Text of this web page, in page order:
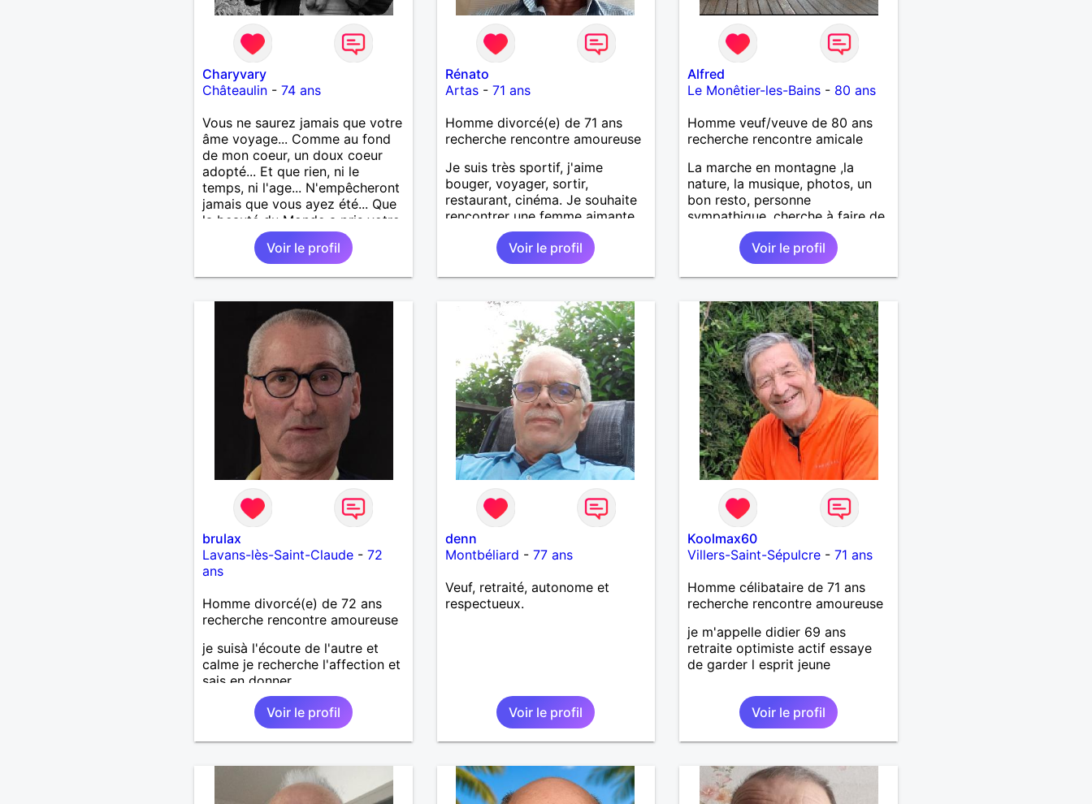
Charyvary
Châteaulin- 74 ans
Vous ne saurez jamais que votre
âme voyage... Comme au fond
de mon coeur, un doux coeur
adopté... Et que rien, ni le
temps, ni l'age... N'empêcheront
jamais que vous ayez été... Que
la beauté du Monde a pris votre
visage... Vous ne saurez jamais
que j’emporte votre âme...
Comme une lampe d’or qui
Voir le profil
Rénato
Artas- 71 ans
Homme divorcé(e) de 71 ans
recherche rencontre amoureuse
Je suis très sportif, j'aime
bouger, voyager, sortir,
restaurant, cinéma. Je souhaite
rencontrer une femme aimante
pour, partager, aimer et la
rendre heureuse.Voir le profil
Alfred
Le Monêtier-les-Bains - 80 ans
Homme veuf/veuve de 80 ans
recherche rencontre amicale
La marche en montagne ,la
nature, la musique, photos, un
bon resto, personne
sympathique, cherche à faire de
nouvelles connaissances .
Voir le profil
brulax
Lavans-lès-Saint-Claude- 72
ans
Homme divorcé(e) de 72 ans
recherche rencontre amoureuse
je suisà l'écoute de l'autre et
calme je recherche l'affection et
sais en donner
Voir le profil
denn
Montbéliard - 77 ans
Veuf, retraité, autonome et
respectueux.
Voir le profil
Koolmax60
Villers-Saint-Sépulcre -71 ans
Homme célibataire de 71 ans
recherche rencontre amoureuse
je m'appelle didier 69 ans
retraite optimiste actif essaye
de garder l esprit jeune
Voir le profil